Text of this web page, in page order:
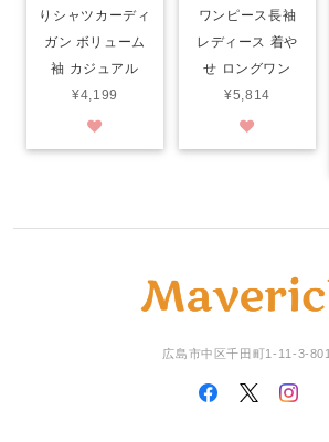
りシャツカーディ
ガン ボリューム
袖 カジュアル
¥4,199
ワンピース長袖
レディース 着や
せ ロングワン
¥5,814
広島市中区千田町1-11-3-801